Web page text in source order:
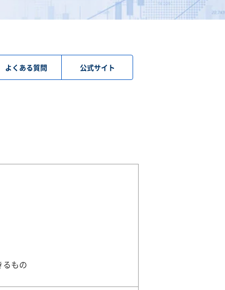
よくある質問 公式サイト
るもの